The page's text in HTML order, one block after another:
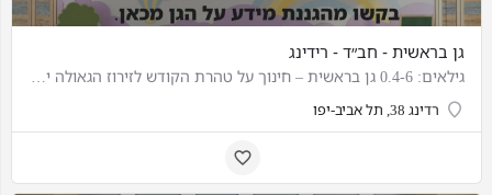
גן בראשית - חב״ד - רידינג
גילאים: 0.4-6 גן בראשית – חינוך על טהרת הקודש לזירוז הגאולה יהודי דתי
רדינג 38, תל אביב-יפו